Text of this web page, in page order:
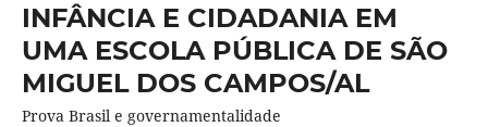
INFÂNCIA E CIDADANIA EM
UMA ESCOLA PÚBLICA DE SÃO
MIGUEL DOS CAMPOS/AL
Prova Brasil e governamentalidade